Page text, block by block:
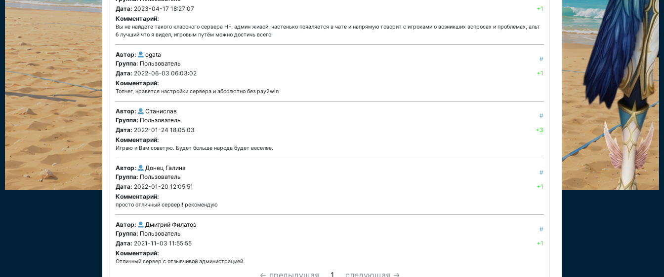
Дата: 2023-04-17 18:27:07
+1
Комментарий:
Вы не найдете такого классного сервера HF, админ живой, частенько появляется в чате и напрямую говорит с игроками о возникших вопросах и проблемах, альт
б лучший что я видел, игровым путём можно достичь всего!
Автор:
ogata
Группа: Пользователь
#
Дата: 2022-06-03 06:03:02
+1
Комментарий:
Топчег, нравятся настройки сервера и абсолютно без pay2win
Автор:
Станислав
Группа: Пользователь
#
Дата: 2022-01-24 18:05:03
+3
Комментарий:
Играю и Вам советую. Будет больше народа будет веселее.
Автор:
Донец Галина
Группа: Пользователь
#
Дата: 2022-01-20 12:05:51
+1
Комментарий:
просто отличный сервер!! рекомендую
Автор:
Дмитрий Филатов
Группа: Пользователь
#
Дата: 2021-11-03 11:55:55
+1
Комментарий:
Отличный сервер с отзывчивой администрацией.
← предыдущая 1 следующая →